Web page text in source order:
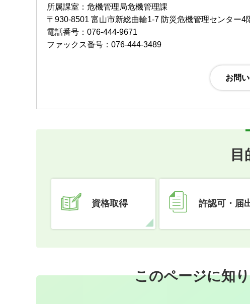
所属課室：危機管理局危機管理課
〒930-8501 富山市新総曲輪1-7 防災危機管理センター4
電話番号：076-444-9671
ファックス番号：076-444-3489
資格取得 許認可・届
このページに知